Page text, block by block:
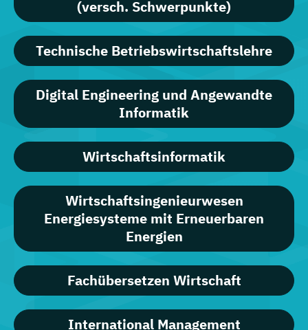
(versch. Schwerpunkte)
Technische Betriebswirtschaftslehre
Digital Engineering und Angewandte
Informatik
Wirtschaftsinformatik
Wirtschaftsingenieurwesen
Energiesysteme mit Erneuerbaren
Energien
Fachübersetzen Wirtschaft
International Management